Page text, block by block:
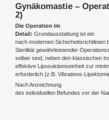
Gynäkomastie –
2)
Die Operation im
Detail: Grundausstattung ist ein
nach modernen Sicherheitsrichtlinien
Sterilität gewährleistender
selber sind, neben den klassischen
effektive Liposuktionseinheit zur
erforderlich (z.B. Vibrations-
Nach Anzeichnung
des individuellen Befundes vor der